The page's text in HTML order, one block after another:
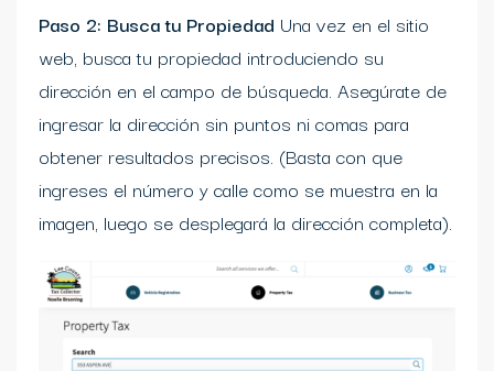
Paso 2: Busca tu Propiedad Una vez en el sitio
web, busca tu propiedad introduciendo su
dirección en el campo de búsqueda. Asegúrate de
ingresar la dirección sin puntos ni comas para
obtener resultados precisos. (Basta con que
ingreses el número y calle como se muestra en la
imagen, luego se desplegará la dirección completa).